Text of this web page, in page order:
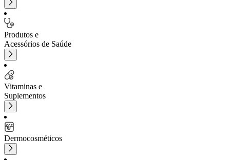
Produtos e
Acessórios de Saúde
Vitaminas e
Suplementos
Dermocosméticos